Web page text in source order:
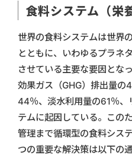
食料システム（栄
世界の食料システムは世界
とともに、いわゆるプラネ
させている主要な要因とな
効果ガス（GHG）排出量の
44％、淡水利用量の61％
テムに起因している。この
管理まで循環型の食料シス
つの重要な解決策は以下の通